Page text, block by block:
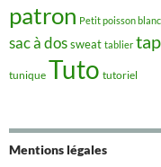
patron Petit poisson blanc
sac à dossweat tablier
tunique Tuto tutoriel
Mentions légales